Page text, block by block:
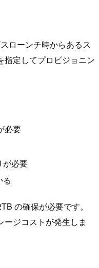
ローンチ時からあるス
指定してプロビジョニン
必要
が必要
る
の確保が必要です。
ジコストが発生しま